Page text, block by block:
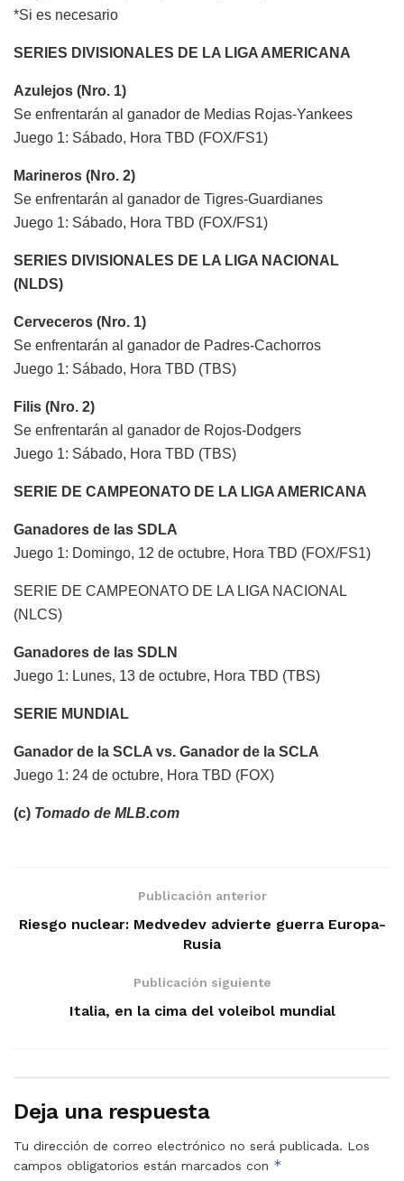
*Si es necesario
SERIES DIVISIONALES DE LA LIGA AMERICANA
Azulejos (Nro. 1)
Se enfrentarán al ganador de Medias Rojas-Yankees
Juego 1: Sábado, Hora TBD (FOX/FS1)
Marineros (Nro. 2)
Se enfrentarán al ganador de Tigres-Guardianes
Juego 1: Sábado, Hora TBD (FOX/FS1)
SERIES DIVISIONALES DE LA LIGA NACIONAL
(NLDS)
Cerveceros (Nro. 1)
Se enfrentarán al ganador de Padres-Cachorros
Juego 1: Sábado, Hora TBD (TBS)
Filis (Nro. 2)
Se enfrentarán al ganador de Rojos-Dodgers
Juego 1: Sábado, Hora TBD (TBS)
SERIE DE CAMPEONATO DE LA LIGA AMERICANA
Ganadores de las SDLA
Juego 1: Domingo, 12 de octubre, Hora TBD (FOX/FS1)
SERIE DE CAMPEONATO DE LA LIGA NACIONAL
(NLCS)
Ganadores de las SDLN
Juego 1: Lunes, 13 de octubre, Hora TBD (TBS)
SERIE MUNDIAL
Ganador de la SCLA vs. Ganador de la SCLA
Juego 1: 24 de octubre, Hora TBD (FOX)
(c) Tomado de MLB.com
Publicación anterior
Riesgo nuclear: Medvedev advierte guerra Europa-
Rusia
Publicación siguiente
Italia, en la cima del voleibol mundial
Deja una respuesta
Tu dirección de correo electrónico no será publicada. Los
campos obligatorios están marcados con *